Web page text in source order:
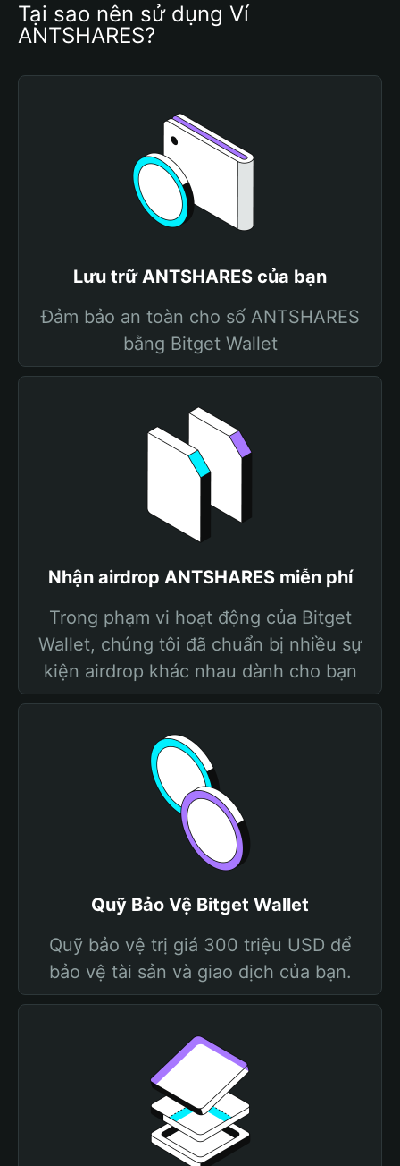
Tại sao nên sử dụng Ví
ANTSHARES?
Lưu trữ ANTSHARES của bạn
Đảm bảo an toàn cho số ANTSHARES
bằng Bitget Wallet
Nhận airdrop ANTSHARES miễn phí
Trong phạm vi hoạt động của Bitget
Wallet, chúng tôi đã chuẩn bị nhiều sự
kiện airdrop khác nhau dành cho bạn
Quỹ Bảo Vệ Bitget Wallet
Quỹ bảo vệ trị giá 300 triệu USD để
bảo vệ tài sản và giao dịch của bạn.